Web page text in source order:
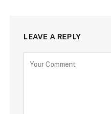
LEAVE A REPLY